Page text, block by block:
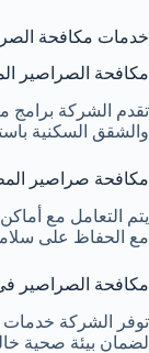
خدمات مكافحة
مكافحة الصراصير
تقدم الشركة برامج
والشقق السكنية
مكافحة صراصير
يتم التعامل مع
مع الحفاظ على سلامة
مكافحة الصراصير
توفر الشركة خدمات
لضمان بيئة صحية